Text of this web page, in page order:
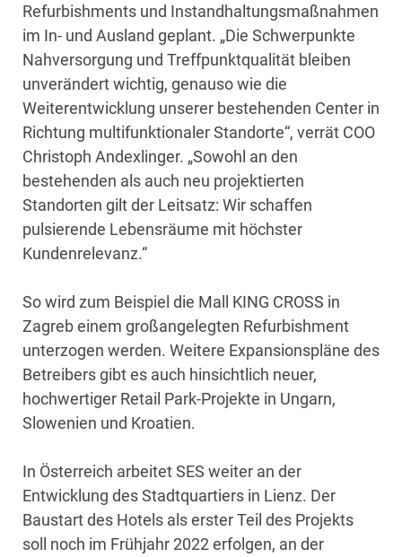
Refurbishments und Instandhaltungsmaßnahmen
im In- und Ausland geplant. „Die Schwerpunkte
Nahversorgung und Treffpunktqualität bleiben
unverändert wichtig, genauso wie die
Weiterentwicklung unserer bestehenden Center in
Richtung multifunktionaler Standorte“, verrät COO
Christoph Andexlinger. „Sowohl an den
bestehenden als auch neu projektierten
Standorten gilt der Leitsatz: Wir schaffen
pulsierende Lebensräume mit höchster
Kundenrelevanz.“
So wird zum Beispiel die Mall KING CROSS in
Zagreb einem großangelegten Refurbishment
unterzogen werden. Weitere Expansionspläne des
Betreibers gibt es auch hinsichtlich neuer,
hochwertiger Retail Park-Projekte in Ungarn,
Slowenien und Kroatien.
In Österreich arbeitet SES weiter an der
Entwicklung des Stadtquartiers in Lienz. Der
Baustart des Hotels als erster Teil des Projekts
soll noch im Frühjahr 2022 erfolgen, an der